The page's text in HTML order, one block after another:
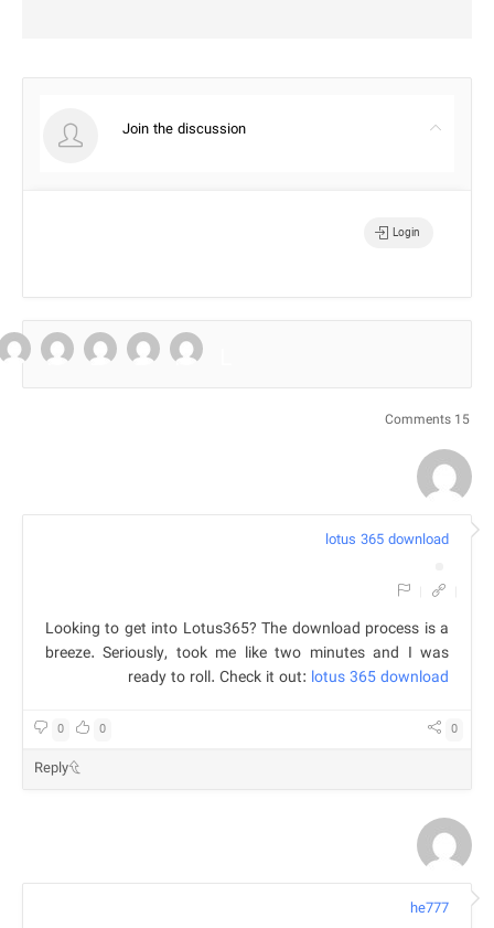
Join the discussion
Login
15 Comments
lotus 365 download
Looking to get into Lotus365? The download process is a
breeze. Seriously, took me like two minutes and I was
ready to roll. Check it out: lotus 365 download
0
0 0
Reply
he777